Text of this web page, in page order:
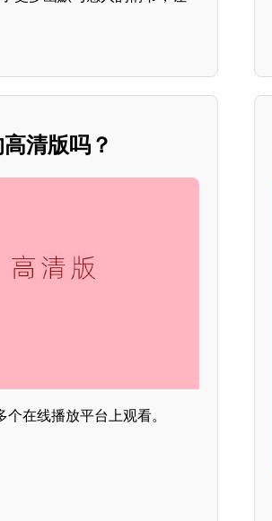
清版吗？
在线播放平台上观看。